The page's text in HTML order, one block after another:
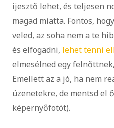
ijesztő lehet, és teljesen
magad miatta. Fontos,
veled, az soha nem a te
és elfogadni, lehet tenni
elmesélned egy
Emellett az a jó, ha nem
üzenetekre, de mentsd el
képernyőfotót).